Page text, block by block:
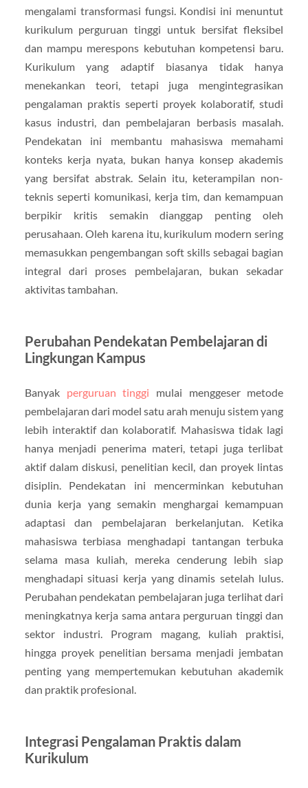
mengalami transformasi fungsi. Kondisi ini menuntut
kurikulum perguruan tinggi untuk bersifat fleksibel
dan mampu merespons kebutuhan kompetensi baru.
Kurikulum yang adaptif biasanya tidak hanya
menekankan teori, tetapi juga mengintegrasikan
pengalaman praktis seperti proyek kolaboratif, studi
kasus industri, dan pembelajaran berbasis masalah.
Pendekatan ini membantu mahasiswa memahami
konteks kerja nyata, bukan hanya konsep akademis
yang bersifat abstrak. Selain itu, keterampilan non-
teknis seperti komunikasi, kerja tim, dan kemampuan
berpikir kritis semakin dianggap penting oleh
perusahaan. Oleh karena itu, kurikulum modern sering
memasukkan pengembangan soft skills sebagai bagian
integral dari proses pembelajaran, bukan sekadar
aktivitas tambahan.
Perubahan Pendekatan Pembelajaran di
Lingkungan Kampus
Banyak perguruan tinggi mulai menggeser metode
pembelajaran dari model satu arah menuju sistem yang
lebih interaktif dan kolaboratif. Mahasiswa tidak lagi
hanya menjadi penerima materi, tetapi juga terlibat
aktif dalam diskusi, penelitian kecil, dan proyek lintas
disiplin. Pendekatan ini mencerminkan kebutuhan
dunia kerja yang semakin menghargai kemampuan
adaptasi dan pembelajaran berkelanjutan. Ketika
mahasiswa terbiasa menghadapi tantangan terbuka
selama masa kuliah, mereka cenderung lebih siap
menghadapi situasi kerja yang dinamis setelah lulus.
Perubahan pendekatan pembelajaran juga terlihat dari
meningkatnya kerja sama antara perguruan tinggi dan
sektor industri. Program magang, kuliah praktisi,
hingga proyek penelitian bersama menjadi jembatan
penting yang mempertemukan kebutuhan akademik
dan praktik profesional.
Integrasi Pengalaman Praktis dalam
Kurikulum